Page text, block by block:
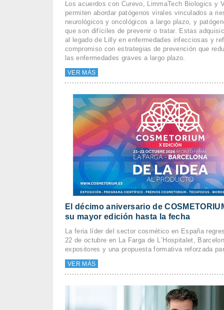
Los acuerdos con Curevo, LimmaTech Biologics y
permiten abordar patógenos virales vinculados a
neurológicos y oncológicos a largo plazo, y
que son difíciles de prevenir o tratar. Estas
al legado de Lilly en enfermedades infecciosas y
compromiso con estrategias de prevención que
las enfermedades graves a largo plazo.
VER MÁS
El décimo aniversario de
su mayor edición hasta la fecha
La feria líder del sector cosmético en España
22 de octubre en La Farga de L´Hospitalet,
expositores y una propuesta formativa reforzada
VER MÁS